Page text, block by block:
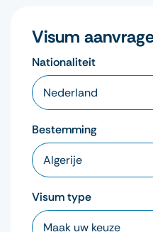
Visum
Nationaliteit
Bestemming
Visum type